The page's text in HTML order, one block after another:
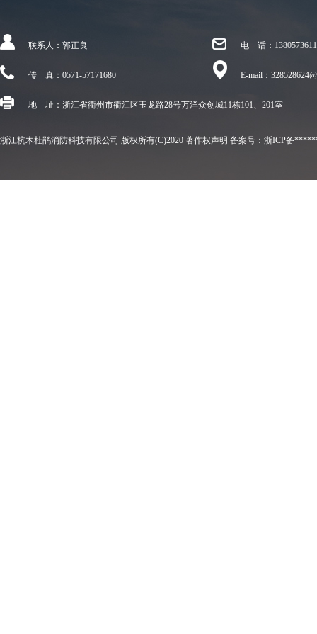
联系人：郭正良 电 话：
传 真： 0571-57171680 E-mail：
地 址：浙江省衢州市衢江区玉龙路28号万洋众创城11栋101、201室
浙江杭木杜鹃消防科技有限公司 版权所有(C)2020 著作权声明 备案号：浙ICP备